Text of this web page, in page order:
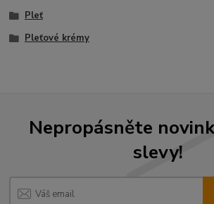
Pleť
Pleťové krémy
Nepropásněte
slevy!